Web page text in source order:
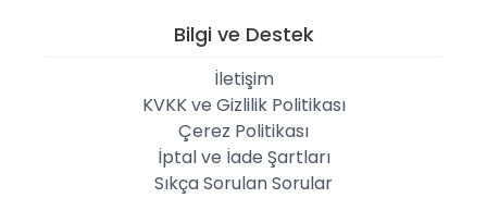
Bilgi ve Destek
İletişim
KVKK ve Gizlilik Politikası
Çerez Politikası
İptal ve İade Şartları
Sıkça Sorulan Sorular